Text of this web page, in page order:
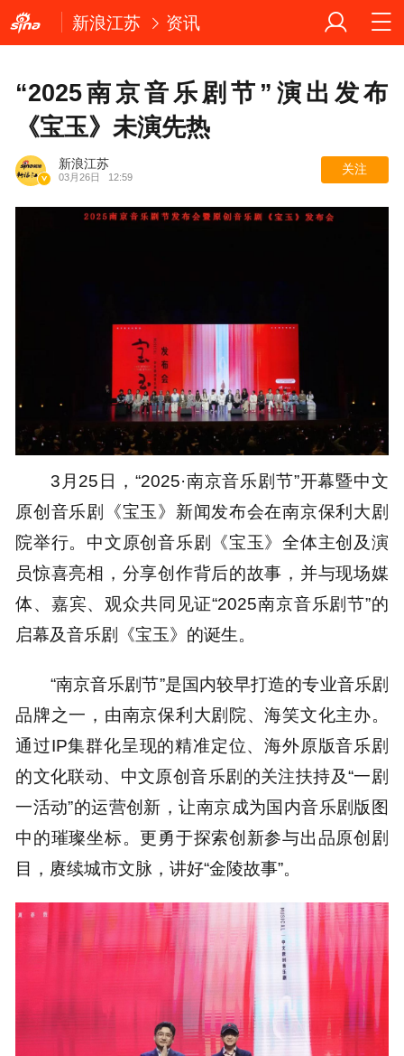
新浪江苏 资讯
“2025南京音乐剧节”演出发布
《宝玉》未演先热
新浪江苏
03月26日 12:59
关注
3月25日，“2025·南京音乐剧节”开幕暨中文
原创音乐剧《宝玉》新闻发布会在南京保利大剧
院举行。中文原创音乐剧《宝玉》全体主创及演
员惊喜亮相，分享创作背后的故事，并与现场媒
体、嘉宾、观众共同见证“2025南京音乐剧节”的
启幕及音乐剧《宝玉》的诞生。
“南京音乐剧节”是国内较早打造的专业音乐剧
品牌之一，由南京保利大剧院、海笑文化主办。
通过IP集群化呈现的精准定位、海外原版音乐剧
的文化联动、中文原创音乐剧的关注扶持及“一剧
一活动”的运营创新，让南京成为国内音乐剧版图
中的璀璨坐标。更勇于探索创新参与出品原创剧
目，赓续城市文脉，讲好“金陵故事”。